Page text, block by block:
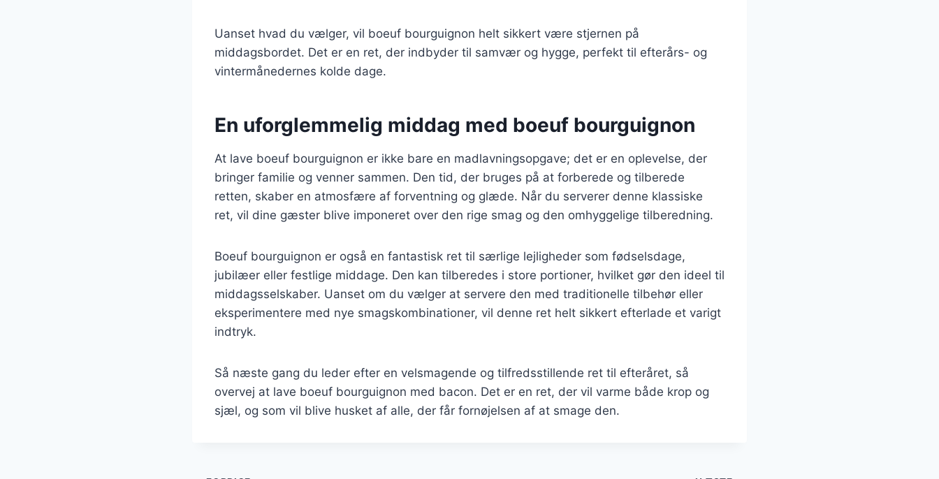
Uanset hvad du vælger, vil boeuf bourguignon helt sikkert være stjernen på
middagsbordet. Det er en ret, der indbyder til samvær og hygge, perfekt til efterårs- og
vintermånedernes kolde dage.
En uforglemmelig middag med boeuf bourguignon
At lave boeuf bourguignon er ikke bare en madlavningsopgave; det er en oplevelse, der
bringer familie og venner sammen. Den tid, der bruges på at forberede og tilberede
retten, skaber en atmosfære af forventning og glæde. Når du serverer denne klassiske
ret, vil dine gæster blive imponeret over den rige smag og den omhyggelige tilberedning.
Boeuf bourguignon er også en fantastisk ret til særlige lejligheder som fødselsdage,
jubilæer eller festlige middage. Den kan tilberedes i store portioner, hvilket gør den ideel til
middagsselskaber. Uanset om du vælger at servere den med traditionelle tilbehør eller
eksperimentere med nye smagskombinationer, vil denne ret helt sikkert efterlade et varigt
indtryk.
Så næste gang du leder efter en velsmagende og tilfredsstillende ret til efteråret, så
overvej at lave boeuf bourguignon med bacon. Det er en ret, der vil varme både krop og
sjæl, og som vil blive husket af alle, der får fornøjelsen af at smage den.